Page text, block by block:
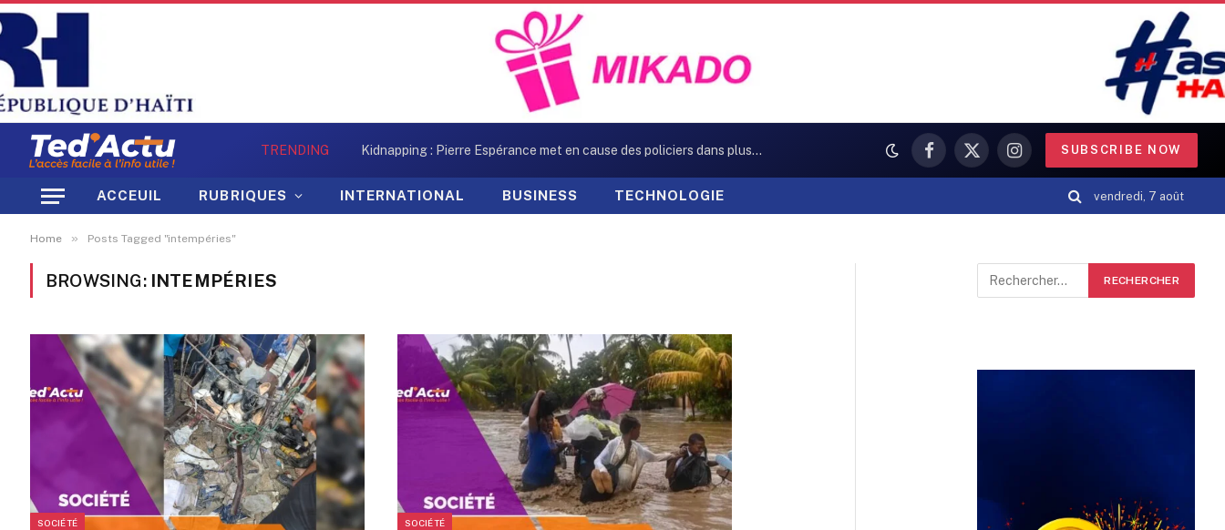
TRENDING Kidnapping : Pierre Espérance met en cause des policiers dans plusieurs enlèvements
Facebook
X
(Twitter)
Instagram
SUBSCRIBE NOW
ACCEUIL RUBRIQUES INTERNATIONAL BUSINESS TECHNOLOGIE vendredi, 7 août
Home » Posts Tagged "intempéries"
BROWSING: INTEMPÉRIES
SOCIÉTÉ SOCIÉTÉ